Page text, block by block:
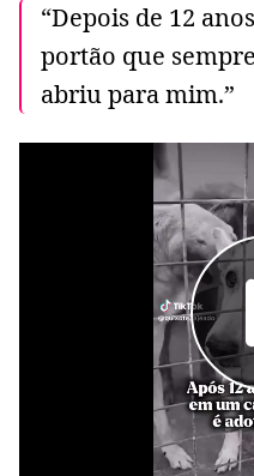
“Depois de 12
portão que
abriu para mim.”